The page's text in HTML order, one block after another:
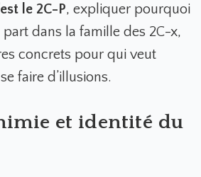
le 2C-P, expliquer pourquoi
dans la famille des 2C-x,
concrets pour qui veut
faire d’illusions.
et identité du